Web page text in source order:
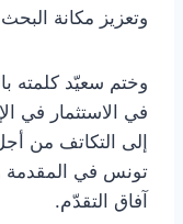
وتعزيز مكانة
وختم سعيّد كلمته
في الاستثمار في
إلى التكاتف من
تونس في المقدمة
آفاق التقدّم.